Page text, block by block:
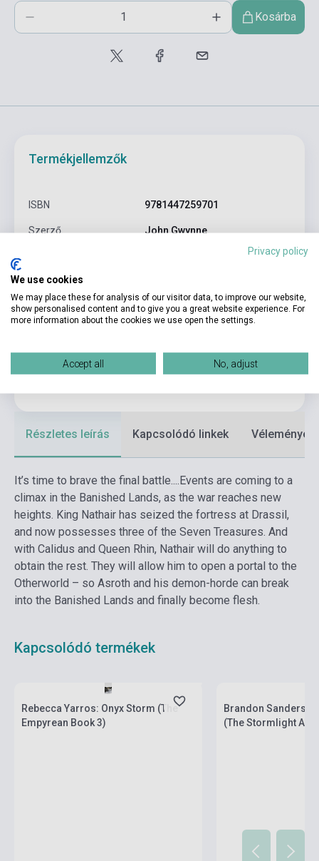
Kosárba
Termékjellemzők
ISBN 9781447259701
Szerző John Gwynne
Kötés
Kiadó PAN BOOKS
Formátum
Részletes leírás Kapcsolódó linkek Vélemények
It’s time to brave the final battle.... Events are coming to a
climax in the Banished Lands, as the war reaches new
heights. King Nathair has seized the fortress at Drassil,
and now possesses three of the Seven Treasures. And
with Calidus and Queen Rhin, Nathair will do anything to
obtain the rest. They will allow him to open a portal to the
Otherworld – so Asroth and his demon-horde can break
into the Banished Lands and finally become flesh.
Kapcsolódó termékek
Rebecca Yarros: Onyx Storm (The
Empyrean Book 3)
Brandon
(The Stormlight
Privacy policy
We use cookies
We may place these for analysis of our visitor data, to improve our website,
show personalised content and to give you a great website experience. For
more information about the cookies we use open the settings.
Accept all No, adjust